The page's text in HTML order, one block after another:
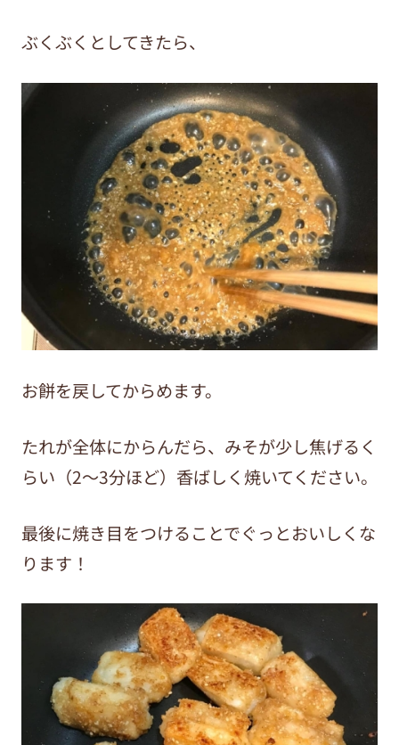
ぶくぶくとしてきたら、
お餅を戻してからめます。
たれが全体にからんだら、みそが少し焦げるく
らい（2～3分ほど）香ばしく焼いてください。
最後に焼き目をつけることでぐっとおいしくな
ります！